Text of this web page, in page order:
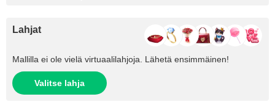
Lahjat
Mallilla ei ole vielä virtuaalilahjoja. Lähetä ensimmäinen!
Valitse lahja